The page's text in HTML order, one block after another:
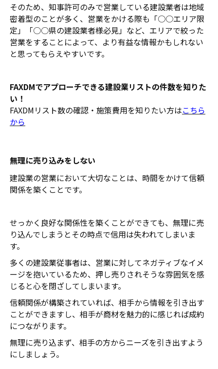
そのため、知事許可のみで営業している建設業者は地域
密着型のことが多く、営業をかける際も「○○エリア限
定」「○○県の建設業者様必見」など、エリアで絞った
営業をすることによって、より有益な情報かもしれない
と思ってもらえやすいです。
FAXDMでアプローチできる建設業リストの件数を知りた
い！
FAXDMリスト数の確認・施策費用を知りたい方はこちら
から
無理に売り込みをしない
建設業の営業において大切なことは、時間をかけて信頼
関係を築くことです。
せっかく良好な関係性を築くことができても、無理に売
り込んでしまうとその時点で信用は失われてしまいま
す。
多くの建設業従事者は、営業に対してネガティブなイメ
ージを抱いているため、押し売りされそうな雰囲気を感
じると心を閉ざしてしまいます。
信頼関係が構築されていれば、相手から情報を引き出す
ことができますし、相手が商材を魅力的に感じれば成約
につながります。
無理に売り込まず、相手の方からニーズを引き出すよう
にしましょう。